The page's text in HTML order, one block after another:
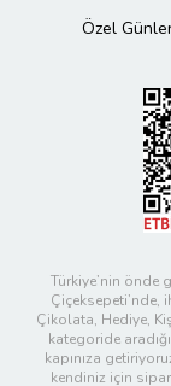
Özel
Türkiye’nin önde
Çiçeksepeti’nde,
Çikolata, Hediye,
kategoride
kapınıza
kendiniz için